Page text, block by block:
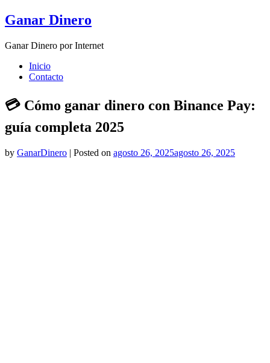
Skip
to
Ganar Dinero
Ganar Dinero por Internet
Inicio
Contacto
💳 Cómo ganar dinero con Binance Pay:
guía completa 2025
by GanarDinero | Posted on agosto 26, 2025agosto 26, 2025